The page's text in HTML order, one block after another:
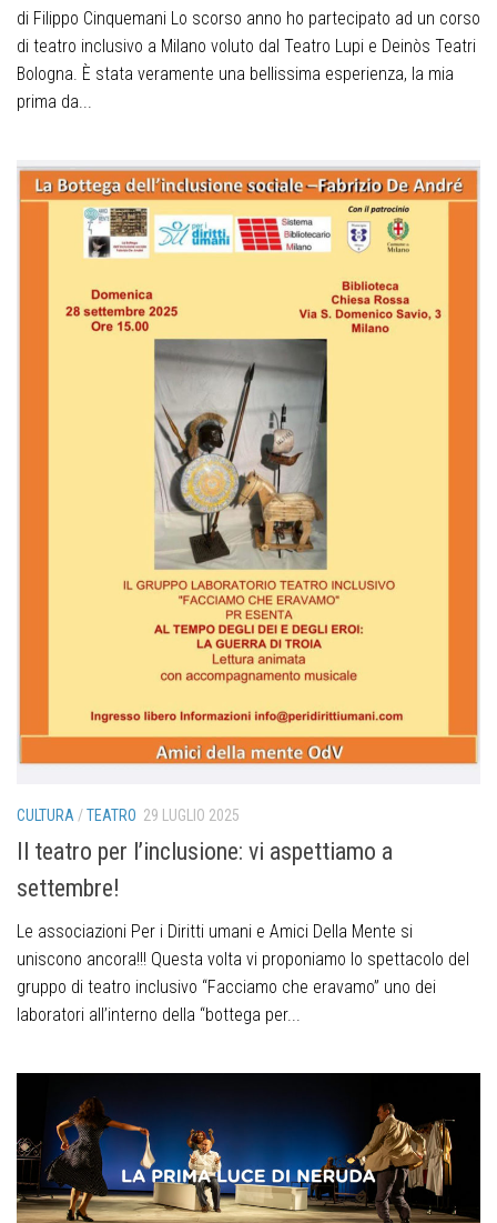
di Filippo Cinquemani Lo scorso anno ho partecipato ad un corso
di teatro inclusivo a Milano voluto dal Teatro Lupi e Deinòs Teatri
Bologna. È stata veramente una bellissima esperienza, la mia
prima da...
CULTURA/TEATRO 29 LUGLIO 2025
Il teatro per l’inclusione: vi aspettiamo a
settembre!
Le associazioni Per i Diritti umani e Amici Della Mente si
uniscono ancora!!! Questa volta vi proponiamo lo spettacolo del
gruppo di teatro inclusivo “Facciamo che eravamo” uno dei
laboratori all’interno della “bottega per...